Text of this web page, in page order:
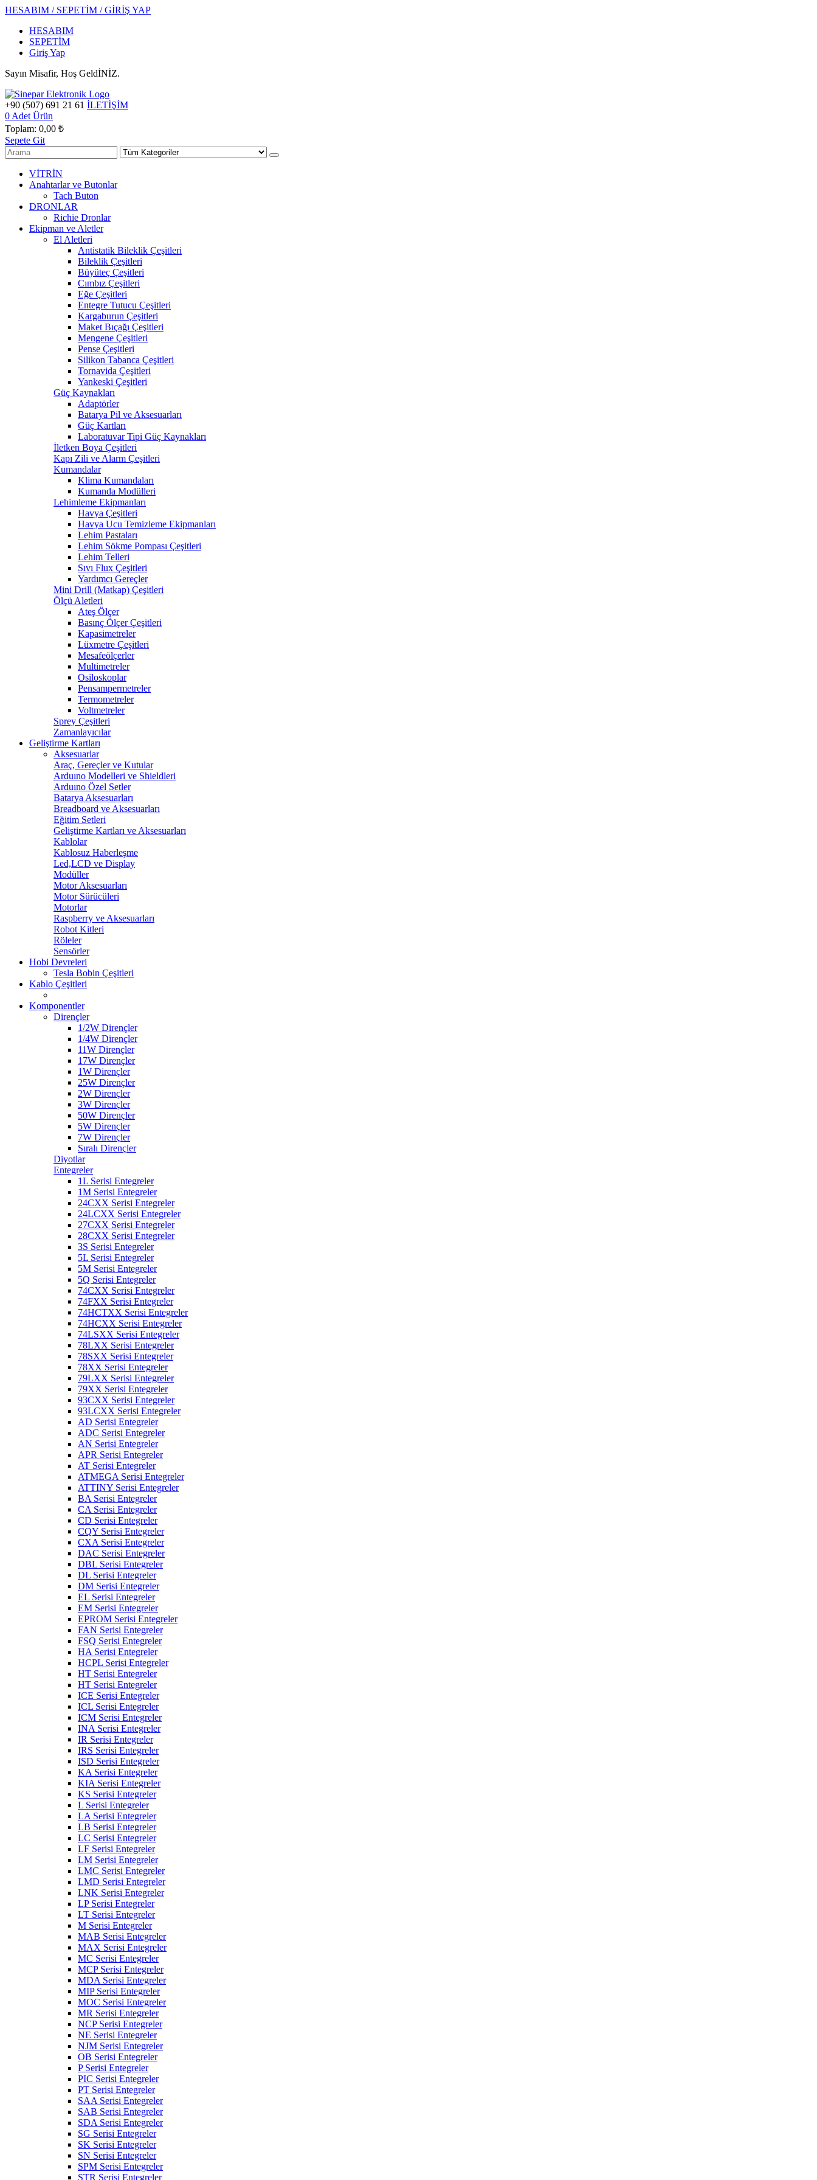
HESABIM / SEPETİM / GİRİŞ YAP
HESABIM
SEPETİM
Giriş Yap
Sayın Misafir, Hoş GeldİNİZ.
+90 (507) 691 21 61 İLETİŞİM
0 Adet Ürün
Toplam: 0,00 ₺
Sepete Git
VİTRİN
Anahtarlar ve Butonlar
Tach Buton
DRONLAR
Richie Dronlar
Ekipman ve Aletler
El Aletleri
Antistatik Bileklik Çeşitleri
Bileklik Çeşitleri
Büyüteç Çeşitleri
Cımbız Çeşitleri
Eğe Çeşitleri
Entegre Tutucu Çeşitleri
Kargaburun Çeşitleri
Maket Bıçağı Çeşitleri
Mengene Çeşitleri
Pense Çeşitleri
Silikon Tabanca Çeşitleri
Tornavida Çeşitleri
Yankeski Çeşitleri
Güç Kaynakları
Adaptörler
Batarya Pil ve Aksesuarları
Güç Kartları
Laboratuvar Tipi Güç Kaynakları
İletken Boya Çeşitleri
Kapı Zili ve Alarm Çeşitleri
Kumandalar
Klima Kumandaları
Kumanda Modülleri
Lehimleme Ekipmanları
Havya Çeşitleri
Havya Ucu Temizleme Ekipmanları
Lehim Pastaları
Lehim Sökme Pompası Çeşitleri
Lehim Telleri
Sıvı Flux Çeşitleri
Yardımcı Gereçler
Mini Drill (Matkap) Çeşitleri
Ölçü Aletleri
Ateş Ölçer
Basınç Ölçer Çeşitleri
Kapasimetreler
Lüxmetre Çeşitleri
Mesafeölçerler
Multimetreler
Osiloskoplar
Pensampermetreler
Termometreler
Voltmetreler
Sprey Çeşitleri
Zamanlayıcılar
Geliştirme Kartları
Aksesuarlar
Araç, Gereçler ve Kutular
Arduıno Modelleri ve Shieldleri
Arduıno Özel Setler
Batarya Aksesuarları
Breadboard ve Aksesuarları
Eğitim Setleri
Geliştirme Kartları ve Aksesuarları
Kablolar
Kablosuz Haberleşme
Led,LCD ve Display
Modüller
Motor Aksesuarları
Motor Sürücüleri
Motorlar
Raspberry ve Aksesuarları
Robot Kitleri
Röleler
Sensörler
Hobi Devreleri
Tesla Bobin Çeşitleri
Kablo Çeşitleri
Komponentler
Dirençler
1/2W Dirençler
1/4W Dirençler
11W Dirençler
17W Dirençler
1W Dirençler
25W Dirençler
2W Dirençler
3W Dirençler
50W Dirençler
5W Dirençler
7W Dirençler
Sıralı Dirençler
Diyotlar
Entegreler
1L Serisi Entegreler
1M Serisi Entegreler
24CXX Serisi Entegreler
24LCXX Serisi Entegreler
27CXX Serisi Entegreler
28CXX Serisi Entegreler
3S Serisi Entegreler
5L Serisi Entegreler
5M Serisi Entegreler
5Q Serisi Entegreler
74CXX Serisi Entegreler
74FXX Serisi Entegreler
74HCTXX Serisi Entegreler
74HCXX Serisi Entegreler
74LSXX Serisi Entegreler
78LXX Serisi Entegreler
78SXX Serisi Entegreler
78XX Serisi Entegreler
79LXX Serisi Entegreler
79XX Serisi Entegreler
93CXX Serisi Entegreler
93LCXX Serisi Entegreler
AD Serisi Entegreler
ADC Serisi Entegreler
AN Serisi Entegreler
APR Serisi Entegreler
AT Serisi Entegreler
ATMEGA Serisi Entegreler
ATTINY Serisi Entegreler
BA Serisi Entegreler
CA Serisi Entegreler
CD Serisi Entegreler
CQY Serisi Entegreler
CXA Serisi Entegreler
DAC Serisi Entegreler
DBL Serisi Entegreler
DL Serisi Entegreler
DM Serisi Entegreler
EL Serisi Entegreler
EM Serisi Entegreler
EPROM Serisi Entegreler
FAN Serisi Entegreler
FSQ Serisi Entegreler
HA Serisi Entegreler
HCPL Serisi Entegreler
HT Serisi Entegreler
HT Serisi Entegreler
ICE Serisi Entegreler
ICL Serisi Entegreler
ICM Serisi Entegreler
INA Serisi Entegreler
IR Serisi Entegreler
IRS Serisi Entegreler
ISD Serisi Entegreler
KA Serisi Entegreler
KIA Serisi Entegreler
KS Serisi Entegreler
L Serisi Entegreler
LA Serisi Entegreler
LB Serisi Entegreler
LC Serisi Entegreler
LF Serisi Entegreler
LM Serisi Entegreler
LMC Serisi Entegreler
LMD Serisi Entegreler
LNK Serisi Entegreler
LP Serisi Entegreler
LT Serisi Entegreler
M Serisi Entegreler
MAB Serisi Entegreler
MAX Serisi Entegreler
MC Serisi Entegreler
MCP Serisi Entegreler
MDA Serisi Entegreler
MIP Serisi Entegreler
MOC Serisi Entegreler
MR Serisi Entegreler
NCP Serisi Entegreler
NE Serisi Entegreler
NJM Serisi Entegreler
OB Serisi Entegreler
P Serisi Entegreler
PIC Serisi Entegreler
PT Serisi Entegreler
SAA Serisi Entegreler
SAB Serisi Entegreler
SDA Serisi Entegreler
SG Serisi Entegreler
SK Serisi Entegreler
SN Serisi Entegreler
SPM Serisi Entegreler
STR Serisi Entegreler